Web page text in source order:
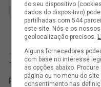
do seu dispositivo
dados do dispositivo)
partilhadas com 544
este site. Nós e os
geolocalização precisos.
Alguns fornecedores
com base no interesse
as opções abaixo.
página ou no menu do
consentimento nas